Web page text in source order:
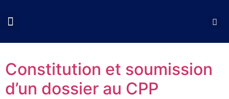
Constitution et soumission
d’un dossier au CPP